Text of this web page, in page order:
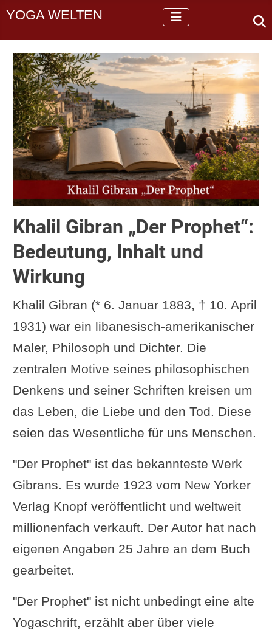
YOGA WELTEN
Khalil Gibran „Der Prophet“:
Bedeutung, Inhalt und
Wirkung
Khalil Gibran (* 6. Januar 1883, † 10. April
1931) war ein libanesisch-amerikanischer
Maler, Philosoph und Dichter. Die
zentralen Motive seines philosophischen
Denkens und seiner Schriften kreisen um
das Leben, die Liebe und den Tod. Diese
seien das Wesentliche für uns Menschen.
"Der Prophet" ist das bekannteste Werk
Gibrans. Es wurde 1923 vom New Yorker
Verlag Knopf veröffentlicht und weltweit
millionenfach verkauft. Der Autor hat nach
eigenen Angaben 25 Jahre an dem Buch
gearbeitet.
"Der Prophet" ist nicht unbedingt eine alte
Yogaschrift, erzählt aber über viele